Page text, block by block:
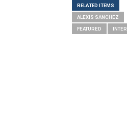
RELATED ITEMS
ALEXIS SÁNCHEZ
FEATURED INTER